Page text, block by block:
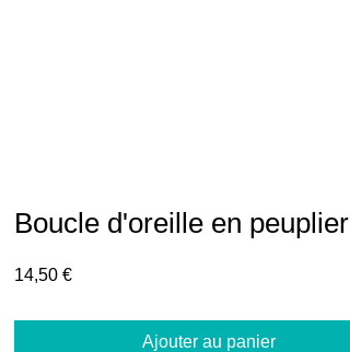
Boucle d'oreille en peuplier
14,50 €Prix
Ajouter au panier